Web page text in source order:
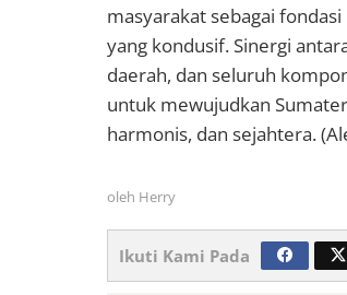
masyarakat sebagai
yang kondusif. Sinergi
daerah, dan seluruh
untuk mewujudkan
harmonis, dan sejahtera.
oleh Herry
Ikuti Kami Pada